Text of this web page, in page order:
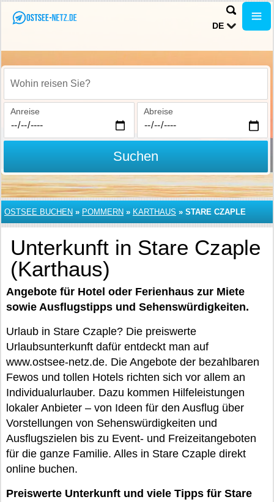
DE
Wohin reisen Sie?
Anreise Abreise
Suchen
OSTSEE BUCHEN » POMMERN » KARTHAUS » STARE CZAPLE
Unterkunft in Stare Czaple
(Karthaus)
Angebote für Hotel oder Ferienhaus zur Miete
sowie Ausflugstipps und Sehenswürdigkeiten.
Urlaub in Stare Czaple? Die preiswerte
Urlaubsunterkunft dafür entdeckt man auf
www.ostsee-netz.de. Die Angebote der bezahlbaren
Fewos und tollen Hotels richten sich vor allem an
Individualurlauber. Dazu kommen Hilfeleistungen
lokaler Anbieter – von Ideen für den Ausflug über
Vorstellungen von Sehenswürdigkeiten und
Ausflugszielen bis zu Event- und Freizeitangeboten
für die ganze Familie. Alles in Stare Czaple direkt
online buchen.
Preiswerte Unterkunft und viele Tipps für Stare